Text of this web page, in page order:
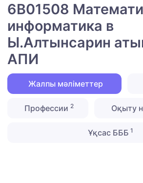
6B01508
информатика в
Ы.Алтынсарин
АПИ
Жалпы мәліметтер
Профессии 2 Оқыту
Ұқсас БББ 1